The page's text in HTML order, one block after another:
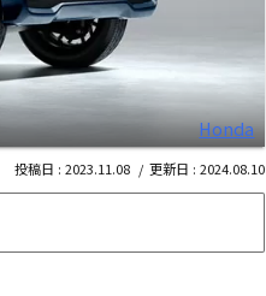
Honda
2023.11.08 2024.08.10